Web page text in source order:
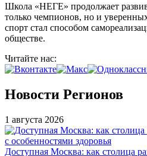
Школа «НЕГЕ» продолжает
только чемпионов, но и
спорт стал способом
обществе.
Читайте нас:
Новости Регионов
1 августа 2026
Доступная Москва: как столица